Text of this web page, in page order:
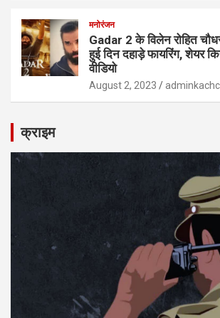
मनोरंजन
Gadar 2 के विलेन रोहित
हुई दिन दहाड़े फायरिंग, शेयर
वीडियो
August 2, 2023
क्राइम